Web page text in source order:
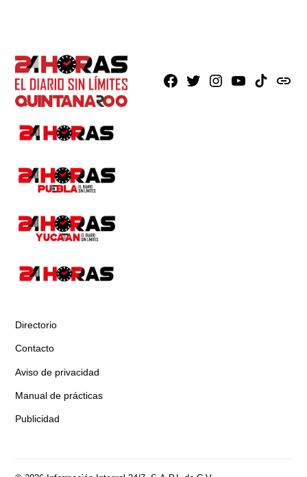
Facebook
X Instagram
YoutubeTikTokissuu
Directorio
Contacto
Aviso de privacidad
Manual de prácticas
Publicidad